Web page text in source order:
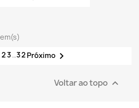
23…32 Próximo
Voltar ao topo 